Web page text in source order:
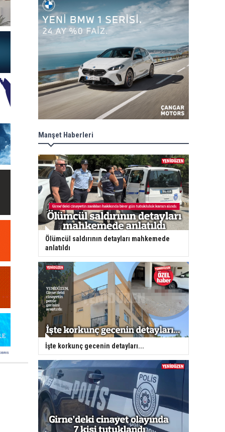
Manşet Haberleri
Ölümcül saldırının detayları mahkemede
anlatıldı
İşte korkunç gecenin detayları...